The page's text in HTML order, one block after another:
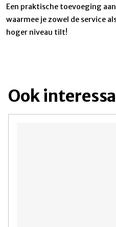
Een praktische toevoeging
waarmee je zowel de service
hoger niveau tilt!
Ook